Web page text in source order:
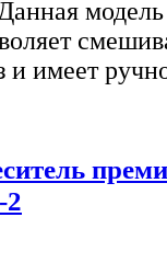
модель
и имеет